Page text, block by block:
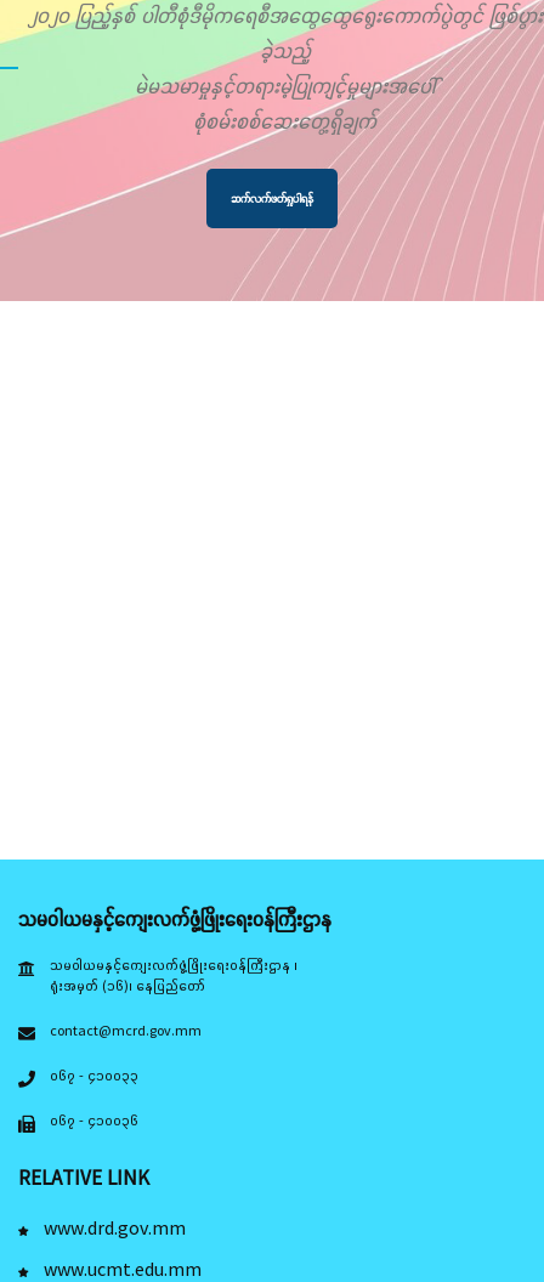
၂၀၂၀ ပြည့်နှစ် ပါတီစုံဒီမိုကရေစီအထွေထွေရွေးကောက်ပွဲတွင် ဖြစ်ပွား
ခဲ့သည့်
မဲမသမာမှုနှင့်တရားမဲ့ပြုကျင့်မှုများအပေါ်
စုံစမ်းစစ်ဆေးတွေ့ရှိချက်
ဆက်လက်ဖတ်ရှုပါရန်
သမဝါယမနှင့်ကျေးလက်ဖွံ့ဖြိုးရေးဝန်ကြီးဌာန
သမဝါယမနှင့်ကျေးလက်ဖွံ့ဖြိုးရေးဝန်ကြီးဌာန ၊
ရုံးအမှတ် (၁၆)၊ နေပြည်တော်
contact@mcrd.gov.mm
၀၆၇ - ၄၁၀၀၃၃
၀၆၇ - ၄၁၀၀၃၆
RELATIVE LINK
www.drd.gov.mm
www.ucmt.edu.mm